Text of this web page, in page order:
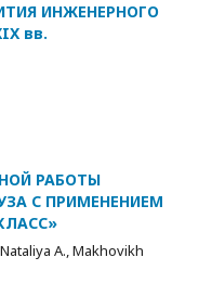
ИНЖЕНЕРНОГО
вв.
РАБОТЫ
С ПРИМЕНЕНИЕМ
A., Makhovikh